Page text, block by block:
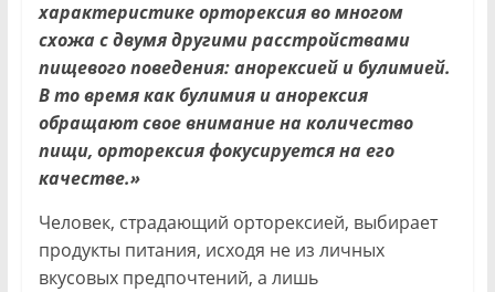
характеристике орторексия во многом
схожа с двумя другими расстройствами
пищевого поведения: анорексией и булимией.
В то время как булимия и анорексия
обращают свое внимание на количество
пищи, орторексия фокусируется на его
качестве.»
Человек, страдающий орторексией, выбирает
продукты питания, исходя не из личных
вкусовых предпочтений, а лишь